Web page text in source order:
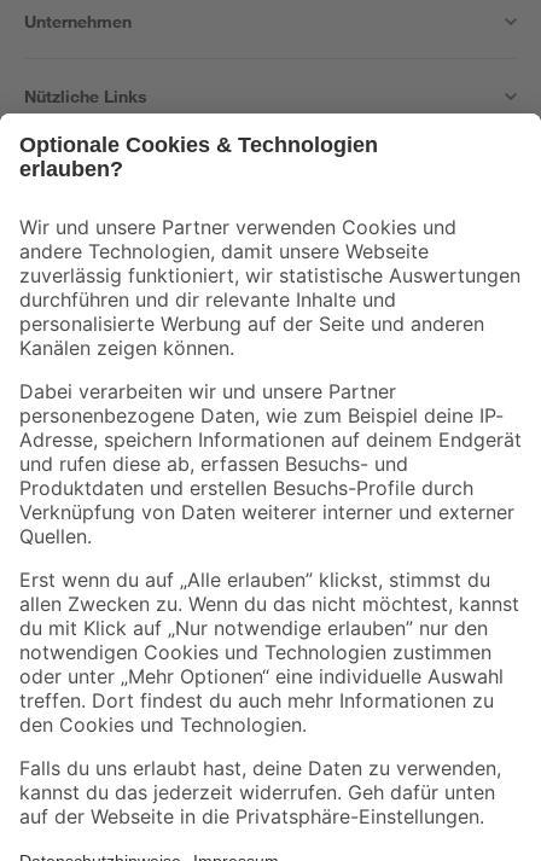
Unternehmen
Nützliche Links
Der toom Newsletter: Keine Angebote und Aktionen mehr verpassen!
Zur Newsletter Anmeldung
Folge uns
Zahlungsarten Versandarten
Sicher einkaufen
Jetzt die toom-App herunterladen
Alle Preisangaben in EUR inkl. gesetzl. MwSt.. Die dargestellten Angebote sind unter
Umständen nicht in allen Märkten verfügbar. Die angegebenen Verfügbarkeiten beziehen
Produkte nur solange der Vorrat reicht.